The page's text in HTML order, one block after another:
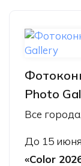
Photo
Все
До 15
«Color